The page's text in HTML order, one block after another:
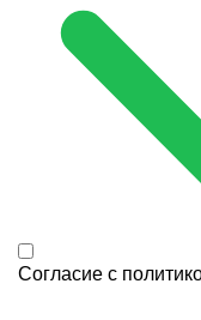
Согласие с